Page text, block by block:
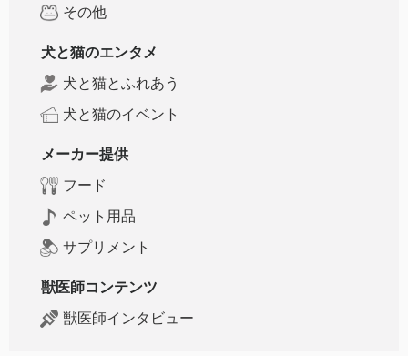
その他
犬と猫のエンタメ
犬と猫とふれあう
犬と猫のイベント
メーカー提供
フード
ペット用品
サプリメント
獣医師コンテンツ
獣医師インタビュー